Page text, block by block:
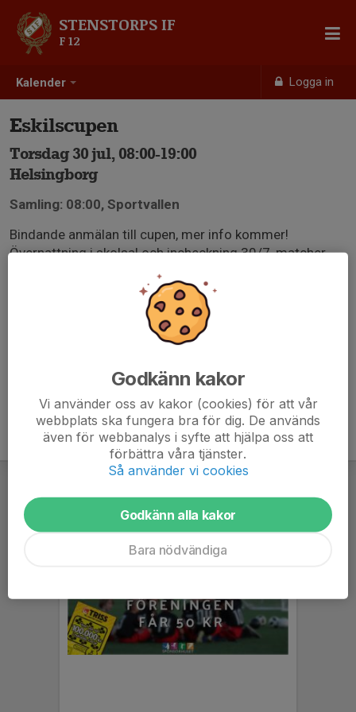
Kalender Logga in
STENSTORPS IF
F 12
Eskilscupen
Torsdag 30 jul, 08:00-19:00
Helsingborg
Samling: 08:00, Sportvallen
Bindande anmälan till cupen, mer info kommer!
Övernattning i skolsal och incheckning 30/7, matcher
Godkänn kakor
Vi använder oss av kakor (cookies) för att vår
webbplats ska fungera bra för dig. De används
även för webbanalys i syfte att hjälpa oss att
förbättra våra tjänster.
Så använder vi cookies
Godkänn alla kakor
Bara nödvändiga